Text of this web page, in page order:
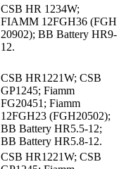
CSB HR 1234W;
FIAMM 12FGH36 (FGH
20902); BB Battery HR9-
12.
CSB HR1221W; CSB
GP1245; Fiamm
FG20451; Fiamm
12FGH23 (FGH20502);
BB Battery HR5.5-12;
BB Battery HR5.8-12.
CSB HR1221W; CSB